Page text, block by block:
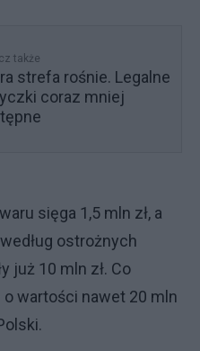
także
strefa rośnie. Legalne
coraz mniej
sięga 1,5 mln zł, a
ostrożnych
już 10 mln zł. Co
wartości nawet 20 mln